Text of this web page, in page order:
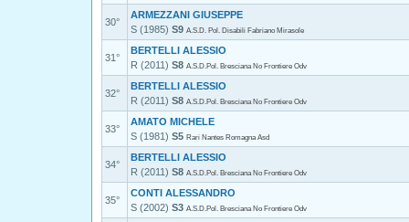
30°
ARMEZZANI GIUSEPPE
S (1985) S9 A.S.D. Pol. Disabili Fabriano Mirasole
31°
BERTELLI ALESSIO
R (2011) S8 A.S.D.Pol. Bresciana No Frontiere Odv
32°
BERTELLI ALESSIO
R (2011) S8 A.S.D.Pol. Bresciana No Frontiere Odv
33°
AMATO MICHELE
S (1981) S5 Rari Nantes Romagna Asd
34°
BERTELLI ALESSIO
R (2011) S8 A.S.D.Pol. Bresciana No Frontiere Odv
35°
CONTI ALESSANDRO
S (2002) S3 A.S.D.Pol. Bresciana No Frontiere Odv